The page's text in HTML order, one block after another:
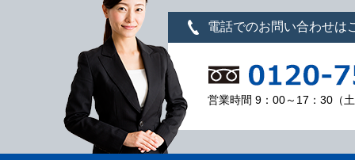
電話でのお問い合わせは
営業時間 9：00～17：30（